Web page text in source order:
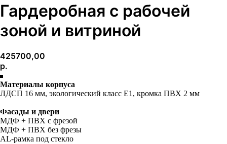
Гардеробная с рабочей
зоной и витриной
425700,00
р.
Материалы корпуса
ЛДСП 16 мм, экологический класс E1, кромка ПВХ 2 мм
Фасады и двери
МДФ + ПВХ с фрезой
МДФ + ПВХ без фрезы
AL-рамка под стекло